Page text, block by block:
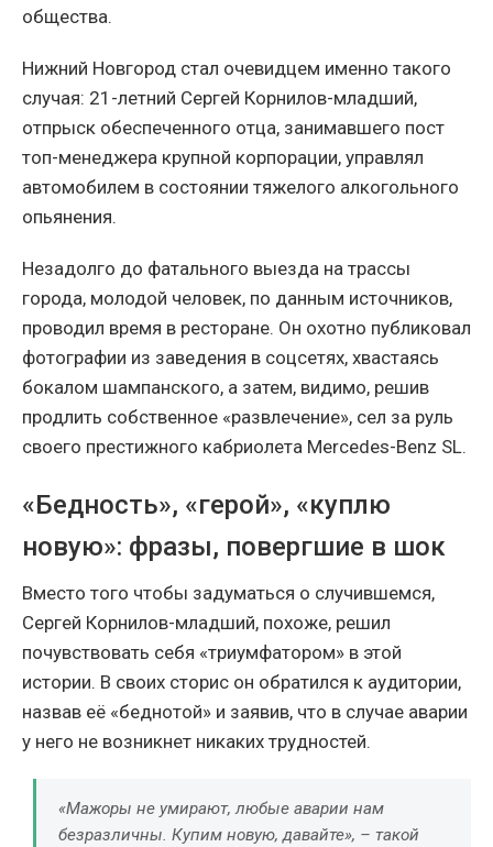
общества.
Нижний Новгород стал очевидцем именно такого
случая: 21-летний Сергей Корнилов-младший,
отпрыск обеспеченного отца, занимавшего пост
топ-менеджера крупной корпорации, управлял
автомобилем в состоянии тяжелого алкогольного
опьянения.
Незадолго до фатального выезда на трассы
города, молодой человек, по данным источников,
проводил время в ресторане. Он охотно публиковал
фотографии из заведения в соцсетях, хвастаясь
бокалом шампанского, а затем, видимо, решив
продлить собственное «развлечение», сел за руль
своего престижного кабриолета Mercedes-Benz SL.
«Бедность», «герой», «куплю
новую»: фразы, повергшие в шок
Вместо того чтобы задуматься о случившемся,
Сергей Корнилов-младший, похоже, решил
почувствовать себя «триумфатором» в этой
истории. В своих сторис он обратился к аудитории,
назвав её «беднотой» и заявив, что в случае аварии
у него не возникнет никаких трудностей.
«Мажоры не умирают, любые аварии нам
безразличны. Купим новую, давайте», – такой